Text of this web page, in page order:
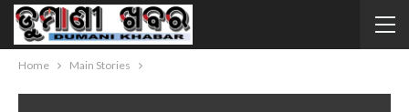
Home Main Stories